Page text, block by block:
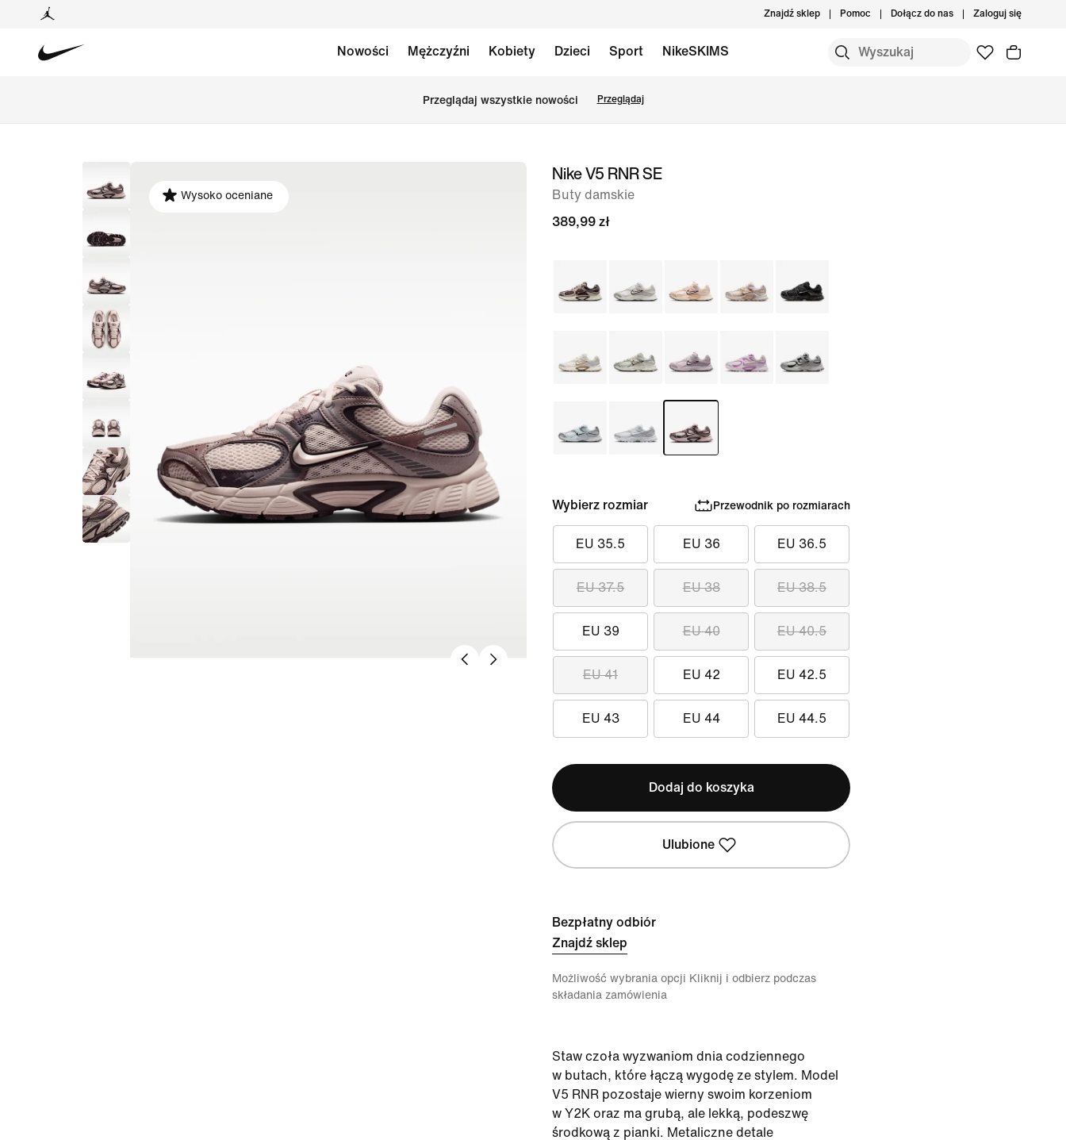
Znajdź sklep Pomoc Dołącz do nas Zaloguj się
Nowości Mężczyźni Kobiety Dzieci Sport NikeSKIMS
Przeglądaj wszystkie nowości Przeglądaj
obraz
Wysoko oceniane
Nike V5 RNR SE
Buty damskie
389,99 zł
Wybierz rozmiar Przewodnik po rozmiarach
EU 35.5 EU 36 EU 36.5
EU 37.5 EU 38 EU 38.5
EU 39 EU 40 EU 40.5
EU 41 EU 42 EU 42.5
EU 43 EU 44 EU 44.5
Dodaj do koszyka
Ulubione
Bezpłatny odbiór
Znajdź sklep
Możliwość wybrania opcji Kliknij i odbierz podczas
składania zamówienia
Staw czoła wyzwaniom dnia codziennego
w butach, które łączą wygodę ze stylem. Model
V5 RNR pozostaje wierny swoim korzeniom
w Y2K oraz ma grubą, ale lekką, podeszwę
środkową z pianki. Metaliczne detale